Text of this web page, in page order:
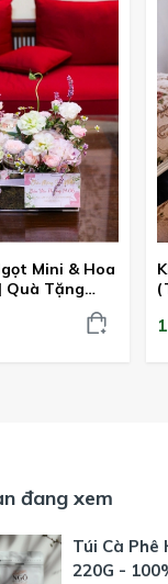
Mini & Hoa
Quà Tặng
đang xem
Túi Cà Phê
220G -